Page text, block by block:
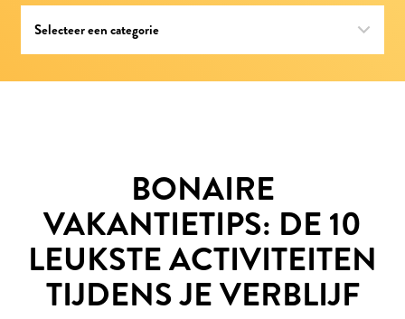
BONAIRE
VAKANTIETIPS: DE 10
LEUKSTE ACTIVITEITEN
TIJDENS JE VERBLIJF